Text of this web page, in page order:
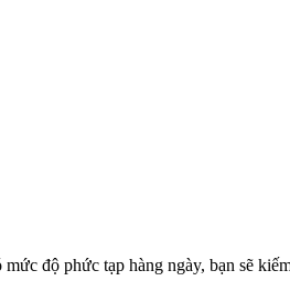
độ phức tạp hàng ngày, bạn sẽ